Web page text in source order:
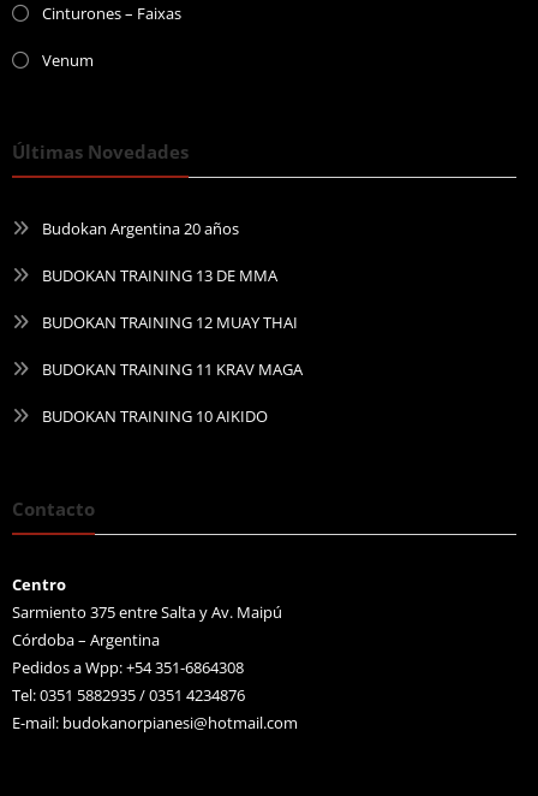
Cinturones – Faixas
Venum
Últimas Novedades
Budokan Argentina 20 años
BUDOKAN TRAINING 13 DE MMA
BUDOKAN TRAINING 12 MUAY THAI
BUDOKAN TRAINING 11 KRAV MAGA
BUDOKAN TRAINING 10 AIKIDO
Contacto
Centro
Sarmiento 375 entre Salta y Av. Maipú
Córdoba – Argentina
Pedidos a Wpp: +54 351-6864308
Tel: 0351 5882935 / 0351 4234876
E-mail: budokanorpianesi@hotmail.com